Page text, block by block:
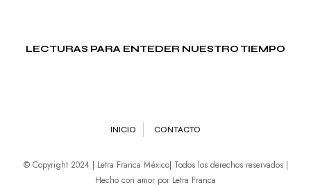
LECTURAS PARA ENTEDER NUESTRO TIEMPO
INICIO CONTACTO
© Copyright 2024 | Letra Franca México| Todos los derechos reservados |
Hecho con amor por Letra Franca